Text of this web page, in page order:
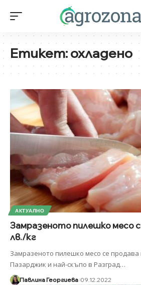
Етикет:охладено
АКТУАЛНО
Замразеното пилешко месо
лв./кг
Замразеното пилешко месо се продава
Пазарджик и най-скъпо в Разград…
Павлина Георгиева 09.12.2022